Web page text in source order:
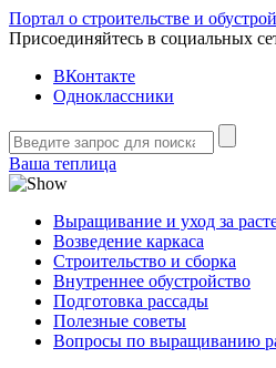
Портал о строительстве и
Присоединяйтесь в социальных
ВКонтакте
Одноклассники
Ваша теплица
Выращивание и уход за
Возведение каркаса
Строительство и сборка
Внутреннее обустройство
Подготовка рассады
Полезные советы
Вопросы по выращиванию